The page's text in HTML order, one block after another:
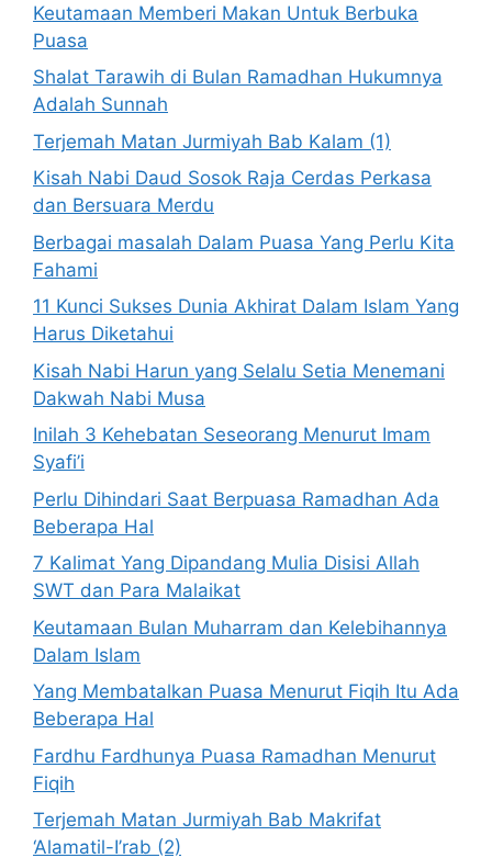
Keutamaan Memberi Makan Untuk Berbuka
Puasa
Shalat Tarawih di Bulan Ramadhan Hukumnya
Adalah Sunnah
Terjemah Matan Jurmiyah Bab Kalam (1)
Kisah Nabi Daud Sosok Raja Cerdas Perkasa
dan Bersuara Merdu
Berbagai masalah Dalam Puasa Yang Perlu Kita
Fahami
11 Kunci Sukses Dunia Akhirat Dalam Islam Yang
Harus Diketahui
Kisah Nabi Harun yang Selalu Setia Menemani
Dakwah Nabi Musa
Inilah 3 Kehebatan Seseorang Menurut Imam
Syafi’i
Perlu Dihindari Saat Berpuasa Ramadhan Ada
Beberapa Hal
7 Kalimat Yang Dipandang Mulia Disisi Allah
SWT dan Para Malaikat
Keutamaan Bulan Muharram dan Kelebihannya
Dalam Islam
Yang Membatalkan Puasa Menurut Fiqih Itu Ada
Beberapa Hal
Fardhu Fardhunya Puasa Ramadhan Menurut
Fiqih
Terjemah Matan Jurmiyah Bab Makrifat
‘Alamatil-I’rab (2)